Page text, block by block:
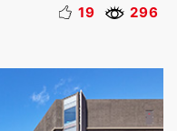
19 296